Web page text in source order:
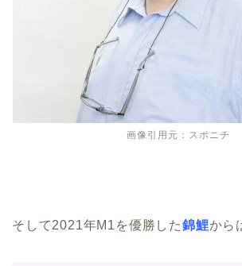
画像引用元：スポニチ
そして2021年M1を優勝した錦鯉から